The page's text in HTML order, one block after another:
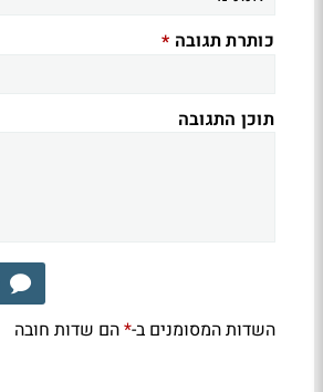
כותרת תגובה *
תוכן התגובה
השדות המסומנים ב-*הם שדות חובה